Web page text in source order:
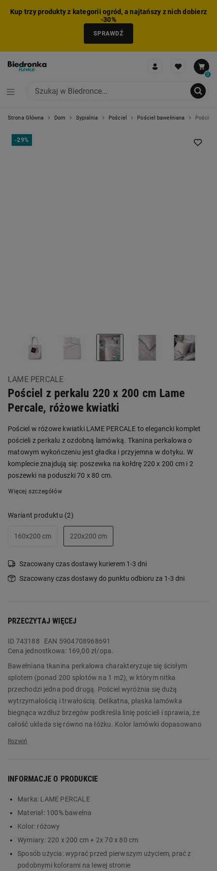
Kup trzy produkty z kategorii ogród, a najtańszy z nich dobierz
-30%
SPRAWDŹ
0
Strona Główna Dom Sypialnia Pościel Pościel bawełniana Pościel
-29%
LAME PERCALE
Pościel z perkalu 220 x 200 cm Lame
Percale, różowe kwiatki
Pościel w różowe kwiatki LAME PERCALE to elegancki komplet
pościeli z perkalu z ozdobną lamówką. Tkanina perkalowa o
matowym wykończeniu jest gładka i przyjemna w dotyku. W
komplecie znajdują się: poszewka na kołdrę 220 x 200 cm i 2
poszewki na poduszki 70 x 80 cm.
Więcej szczegółów
Wariant produktu (2)
160x200 cm 220x200 cm
Szacowany czas dostawy kurierem 1-3 dni
Szacowany czas dostawy do punktu odbioru za 1-3 dni
PRZECZYTAJ WIĘCEJ
ID 743188
EAN 5904708968691
Cena jednostkowa: 169,00 zł/opa.
Bawełniana tkanina perkalowa charakteryzuje się ścisłym
splotem (ponad 200 splotów na 1 m2), w którym nitka
przechodzi jedna pod drugą. Pościel wyróżnia się dużą
wytrzymałością i trwałością. Delikatna, płaska lamówka
biegnąca wzdłuż brzegów podkreśla linię pościeli i sprawia, że
całość układa się równo na łóżku. Kolor lamówki dopasowano
zapakowano w torbę uszytą z tej samej perkalowej tkaniny co
Zamów produkt już dziś w Biedronka Home!
pościel z bawełnianej tkaniny perkalowej o gęstym splocie
wytrzymały, trwały i elegancki materiał
delikatna płaska lamówka będąca subtelnym akcentem
INFORMACJE O PRODUKCIE
Marka: LAME PERCALE
Materiał: 100% bawełna
Kolor: różowy
Wymiary: 220 x 200 cm + 2x 70 x 80 cm
Sposób użycia:wyprać przed pierwszym użyciem, prać z
podobnymi kolorami na lewej stronie